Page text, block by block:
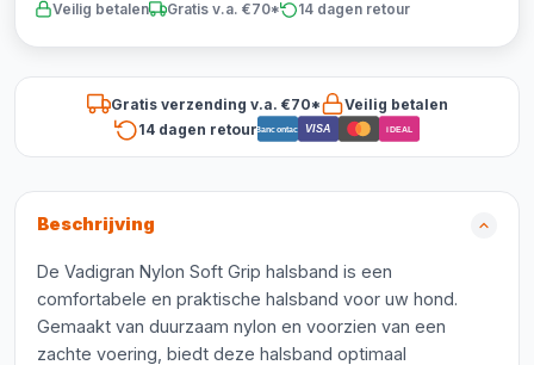
Veilig betalen Gratis v.a. €70* 14 dagen retour
Gratis verzending v.a. €70*
Veilig betalen
14 dagen retourBancontact VISA iDEAL
Beschrijving
De Vadigran Nylon Soft Grip halsband is een
comfortabele en praktische halsband voor uw hond.
Gemaakt van duurzaam nylon en voorzien van een
zachte voering, biedt deze halsband optimaal